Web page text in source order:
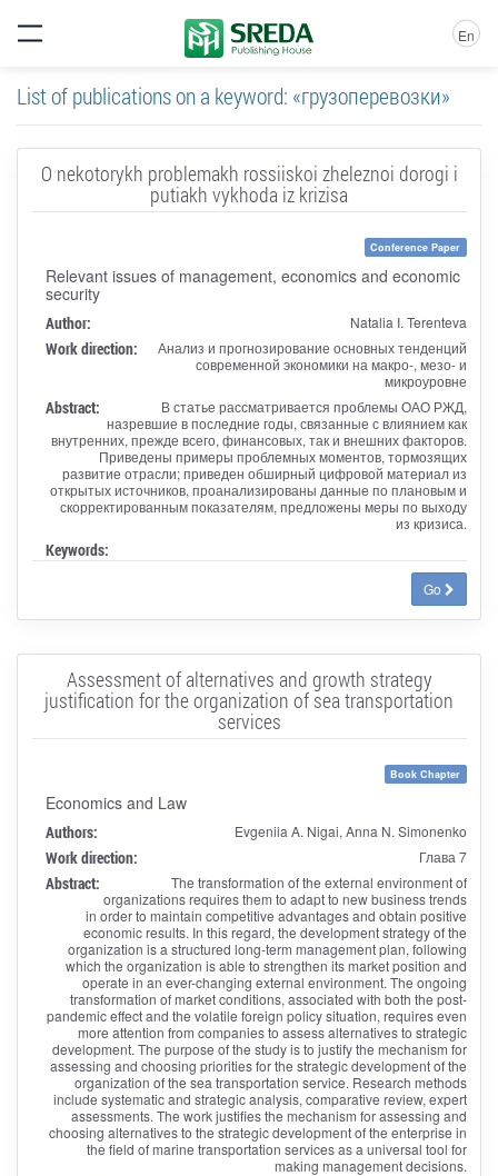
En
List of publications on a keyword: «грузоперевозки»
O nekotorykh problemakh rossiiskoi zheleznoi dorogi i
putiakh vykhoda iz krizisa
Conference Paper
Relevant issues of management, economics and economic
security
Author: Natalia I. Terenteva
Work direction:
Анализ и прогнозирование основных тенденций
современной экономики на макро-, мезо- и
микроуровне
Abstract:
В статье рассматривается проблемы ОАО РЖД,
назревшие в последние годы, связанные с влиянием как
внутренних, прежде всего, финансовых, так и внешних факторов.
Приведены примеры проблемных моментов, тормозящих
развитие отрасли; приведен обширный цифровой материал из
открытых источников, проанализированы данные по плановым и
скорректированным показателям, предложены меры по выходу
из кризиса.
Keywords:
Go
Assessment of alternatives and growth strategy
justification for the organization of sea transportation
services
Book Chapter
Economics and Law
Authors: Evgeniia A. Nigai, Anna N. Simonenko
Work direction: Глава 7
Abstract:
The transformation of the external environment of
organizations requires them to adapt to new business trends
in order to maintain competitive advantages and obtain positive
economic results. In this regard, the development strategy of the
organization is a structured long-term management plan, following
which the organization is able to strengthen its market position and
operate in an ever-changing external environment. The ongoing
transformation of market conditions, associated with both the post-
pandemic effect and the volatile foreign policy situation, requires even
more attention from companies to assess alternatives to strategic
development. The purpose of the study is to justify the mechanism for
assessing and choosing priorities for the strategic development of the
organization of the sea transportation service. Research methods
include systematic and strategic analysis, comparative review, expert
assessments. The work justifies the mechanism for assessing and
choosing alternatives to the strategic development of the enterprise in
the field of marine transportation services as a universal tool for
making management decisions.